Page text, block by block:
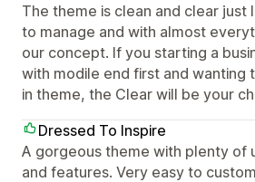
The theme is clean and clear just
to manage and with almost
our concept. If you starting a
with modile end first and wanting
in theme, the Clear will be your
Dressed To Inspire
A gorgeous theme with plenty of
and features. Very easy to